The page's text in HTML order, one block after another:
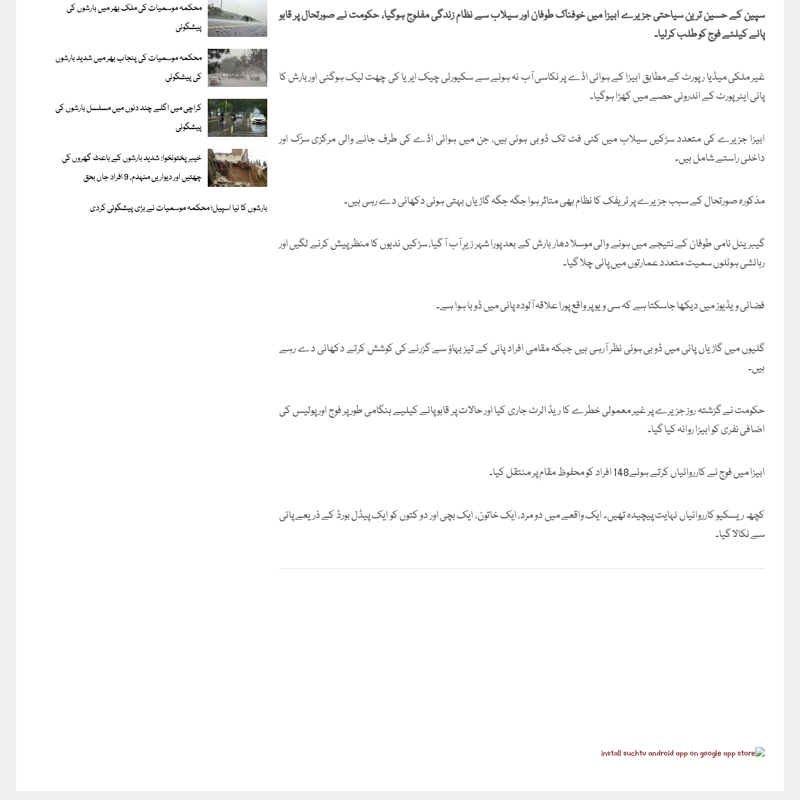
سپین کے حسین ترین سیاحتی جزیرے ابیزا میں خوفناک طوفان اور سیلاب سے نظام زندگی مفلوج ہوگیا، حکومت نے صورتحال پر قابو
پانے کیلئے فوج کو طلب کرلیا۔
غیر ملکی میڈیا رپورٹ کے مطابق ابیزا کے ہوائی اڈے پر نکاسی آب نہ ہونے سے سکیورٹی چیک ایریا کی چھت لیک ہوگئی اور بارش کا
پانی ایئرپورٹ کے اندرونی حصے میں کھڑا ہوگیا۔
ابیزا جزیرے کی متعدد سڑکیں سیلاب میں کئی فٹ تک ڈوبی ہوئی ہیں، جن میں ہوائی اڈے کی طرف جانے والی مرکزی سڑک اور
داخلی راستے شامل ہیں۔
مذکورہ صورتحال کے سبب جزیرے پر ٹریفک کا نظام بھی متاثر ہوا جگہ جگہ گاڑیاں بہتی ہوئی دکھائی دے رہی ہیں۔
گیبریئل نامی طوفان کے نتیجے میں ہونے والی موسلا دھار بارش کے بعد پورا شہر زیرِ آب آ گیا، سڑکیں ندیوں کا منظر پیش کرنے لگیں اور
رہائشی ہوٹلوں سمیت متعدد عمارتوں میں پانی چلا گیا۔
فضائی ویڈیوز میں دیکھا جاسکتا ہے کہ سی ویو پر واقع پورا علاقہ آلودہ پانی میں ڈوبا ہوا ہے۔
گلیوں میں گاڑیاں پانی میں ڈوبی ہوئی نظر آرہی ہیں جبکہ مقامی افراد پانی کے تیز بہاؤ سے گزرنے کی کوشش کرتے دکھائی دے رہے
ہیں۔
حکومت نے گزشتہ روز جزیرے پر غیر معمولی خطرے کا ریڈ الرٹ جاری کیا اور حالات پر قابو پانے کیلیے ہنگامی طور پر فوج اور پولیس کی
اضافی نفری کو ابیزا روانہ کیا گیا۔
ابیزا میں فوج نے کارروائیاں کرتے ہوئے148 افراد کو محفوظ مقام پر منتقل کیا۔
کچھ ریسکیو کارروائیاں نہایت پیچیدہ تھیں۔ ایک واقعے میں دو مرد، ایک خاتون، ایک بچی اور دو کتوں کو ایک پیڈل بورڈ کے ذریعے پانی
سے نکالا گیا۔
محکمہ موسمیات کی ملک بھر میں بارشوں کی
پیشگوئی
محکمہ موسمیات کی پنجاب بھر میں شدید بارشوں
کی پیشگوئی
کراچی میں اگلے چند دنوں میں مسلسل بارشوں کی
پیشگوئی
خیبر پختونخوا: شدید بارشوں کے باعث گھروں کی
چھتیں اور دیواریں منہدم، 9 افراد جاں بحق
بارشوں کا نیا اسپیل؛ محکمہ موسمیات نے بڑی پیشگوئی کردی